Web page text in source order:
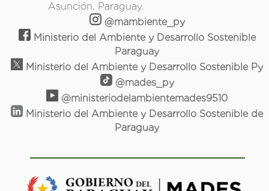
Asunción, Paraguay.
@mambiente_py
Ministerio del Ambiente y Desarrollo Sostenible
Paraguay
Ministerio del Ambiente y Desarrollo Sostenible Py
@mades_py
@ministeriodelambientemades9510
Ministerio del Ambiente y Desarrollo Sostenible de
Paraguay